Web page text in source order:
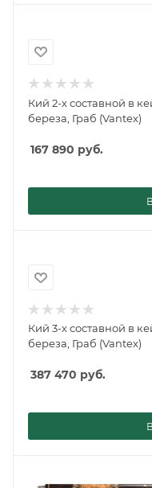
Кий 2-х составной в
береза, Граб (Vantex)
167 890 руб.
Кий 3-х составной в
береза, Граб (Vantex)
387 470 руб.